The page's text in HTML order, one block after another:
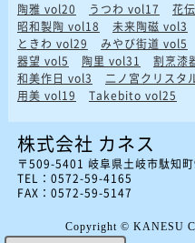
陶雅 vol20 うつわ vol17 花
昭和製陶 vol18
未来陶磁 vol3
ときわ vol29
みやび街道 vol5
器望 vol5
陶里 vol31 割烹漆
和美作日 vol3
二ノ宮クリスタ
用美 vol19
Takebito vol25
株式会社 カネス
〒509-5401 岐阜県土岐市駄知
TEL：0572-59-4165
FAX：0572-59-5147
Copyright © KANESU